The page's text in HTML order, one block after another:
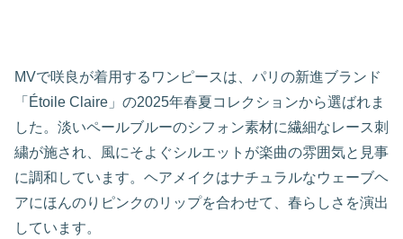
MVで咲良が着用するワンピースは、パリの新進ブランド
「Étoile Claire」の2025年春夏コレクションから選ばれま
した。淡いペールブルーのシフォン素材に繊細なレース刺
繍が施され、風にそよぐシルエットが楽曲の雰囲気と見事
に調和しています。ヘアメイクはナチュラルなウェーブヘ
アにほんのりピンクのリップを合わせて、春らしさを演出
しています。